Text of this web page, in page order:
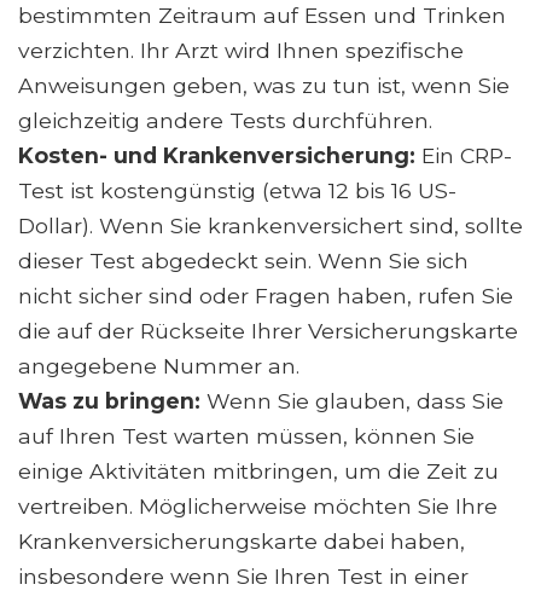
bestimmten Zeitraum auf Essen und Trinken
verzichten. Ihr Arzt wird Ihnen spezifische
Anweisungen geben, was zu tun ist, wenn Sie
gleichzeitig andere Tests durchführen.
Kosten- und Krankenversicherung: Ein CRP-
Test ist kostengünstig (etwa 12 bis 16 US-
Dollar). Wenn Sie krankenversichert sind, sollte
dieser Test abgedeckt sein. Wenn Sie sich
nicht sicher sind oder Fragen haben, rufen Sie
die auf der Rückseite Ihrer Versicherungskarte
angegebene Nummer an.
Was zu bringen: Wenn Sie glauben, dass Sie
auf Ihren Test warten müssen, können Sie
einige Aktivitäten mitbringen, um die Zeit zu
vertreiben. Möglicherweise möchten Sie Ihre
Krankenversicherungskarte dabei haben,
insbesondere wenn Sie Ihren Test in einer